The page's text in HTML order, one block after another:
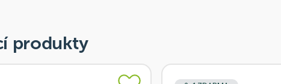
produkty